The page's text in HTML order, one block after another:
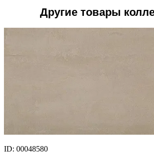
Другие товары
ID: 00048580